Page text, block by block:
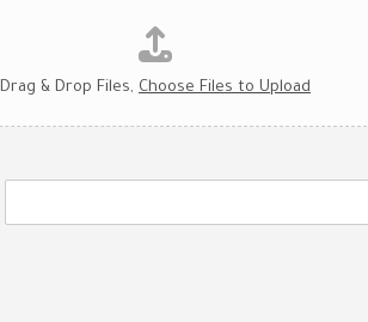
Drag & Drop Files, Choose Files to Upload